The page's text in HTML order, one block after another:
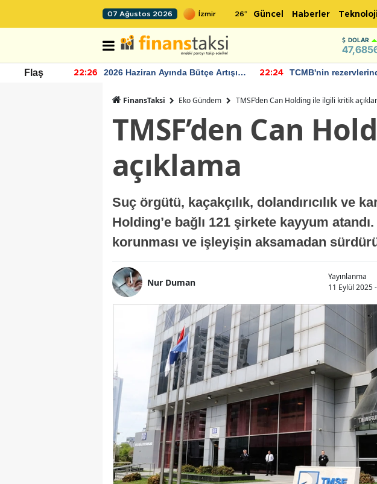
07 Ağustos 2026 26° Güncel Haberler Teknoloji
DOLAR
Flaş 22:26
2026 Haziran Ayında Bütçe Artışı
22:24
TCMB'nin
FinansTaksi Eko Gündem TMSF’den Can Holding ile ilgili kritik
TMSF’den Can
açıklama
Suç örgütü, kaçakçılık, dolandırıcılık ve
Holding’e bağlı 121 şirkete kayyum
korunması ve işleyişin aksamadan
Nur Duman
Yayınlanma
11 Eylül 2025